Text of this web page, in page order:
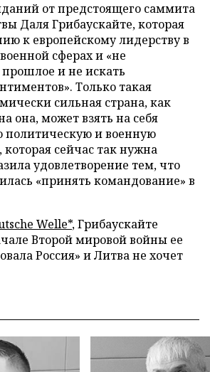
от предстоящего саммита
Даля Грибаускайте, которая
к европейскому лидерству в
сферах и «не
прошлое и не искать
Только такая
сильная страна, как
она, может взять на себя
политическую и военную
которая сейчас так нужна
удовлетворение тем, что
«принять командование» в
Welle*, Грибаускайте
Второй мировой войны ее
Россия» и Литва не хочет